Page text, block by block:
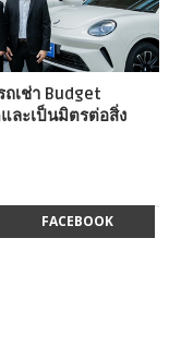
ถเช่า Budget
ละเป็นมิตรต่อสิ่ง
FACEBOOK